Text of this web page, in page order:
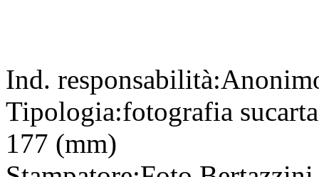
Ind. responsabilità:
Tipologia:fotografia su
177 (mm)